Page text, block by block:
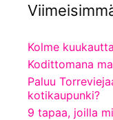
Kolme
Kodittomana
Paluu
kotikaupunki?
9 tapaa, joilla